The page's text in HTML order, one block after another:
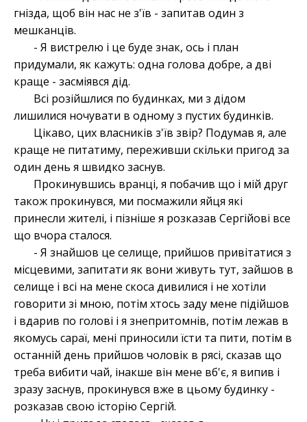
гнізда, щоб він нас не з'їв - запитав один з
мешканців.
- Я вистрелю і це буде знак, ось і план
придумали, як кажуть: одна голова добре, а дві
краще - засміявся дід.
Всі розійшлися по будинках, ми з дідом
лишилися ночувати в одному з пустих будинків.
Цікаво, цих власників з'їв звір? Подумав я, але
краще не питатиму, переживши скільки пригод за
один день я швидко заснув.
Прокинувшись вранці, я побачив що і мій друг
також прокинувся, ми посмажили яйця які
принесли жителі, і пізніше я розказав Сергійові все
що вчора сталося.
- Я знайшов це селище, прийшов привітатися з
місцевими, запитати як вони живуть тут, зайшов в
селище і всі на мене скоса дивилися і не хотіли
говорити зі мною, потім хтось заду мене підійшов
і вдарив по голові і я знепритомнів, потім лежав в
якомусь сараї, мені приносили їсти та пити, потім в
останній день прийшов чоловік в рясі, сказав що
треба вибити чай, інакше він мене вб'є, я випив і
зразу заснув, прокинувся вже в цьому будинку -
розказав свою історію Сергій.